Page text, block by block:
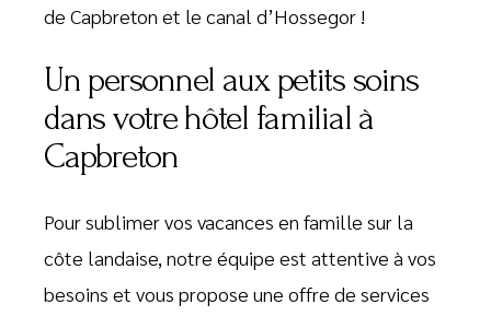
de Capbreton et le canal d’Hossegor !
Un personnel aux petits soins
dans votre hôtel familial à
Capbreton
Pour sublimer vos vacances en famille sur la
côte landaise, notre équipe est attentive à vos
besoins et vous propose une offre de services